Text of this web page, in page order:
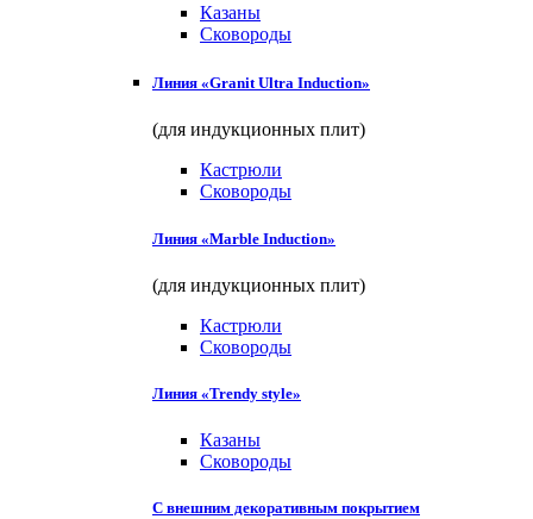
Казаны
Сковороды
Линия «Granit Ultra Induction»
(для индукционных плит)
Кастрюли
Сковороды
Линия «Marble Induction»
(для индукционных плит)
Кастрюли
Сковороды
Линия «Trendy style»
Казаны
Сковороды
С внешним декоративным покрытием